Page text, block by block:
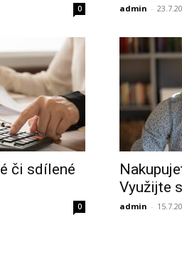
0 admin -
či sdílené
0
Využijte
admin -